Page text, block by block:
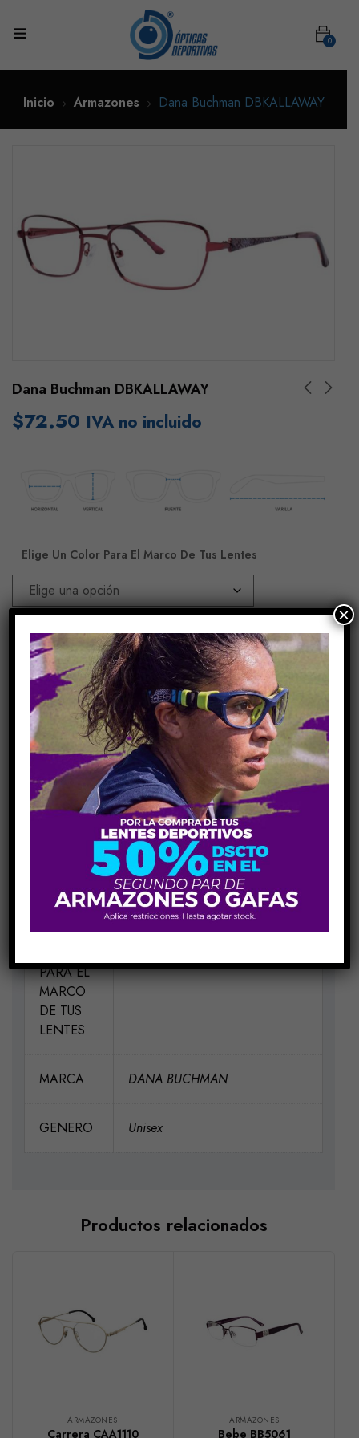
0
Inicio Armazones Dana Buchman DBKALLAWAY
Dana Buchman DBKALLAWAY
$72.50 IVA no incluido
Elige Un Color Para El Marco De Tus Lentes
Añadir Al Carrito
COMPARE
Share Link:
INFORMACIÓN ADICIONAL
MEDIDAS H53-V32-P17-VA135
Metal
ELIGE UN
PARA EL
MARCO
DE TUS
LENTES
Vino RY
MARCA DANA BUCHMAN
GENERO Unisex
Productos relacionados
ARMAZONES
Carrera CAA1110
ARMAZONES
Bebe BB5061
×